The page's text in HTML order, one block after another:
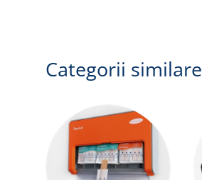
Categorii similare